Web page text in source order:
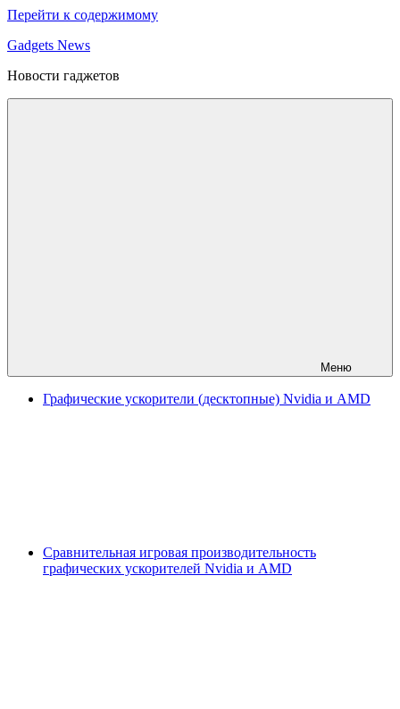
Перейти к содержимому
Gadgets News
Новости гаджетов
Меню
Графические ускорители (десктопные) Nvidia и AMD
Сравнительная игровая производительность
графических ускорителей Nvidia и AMD